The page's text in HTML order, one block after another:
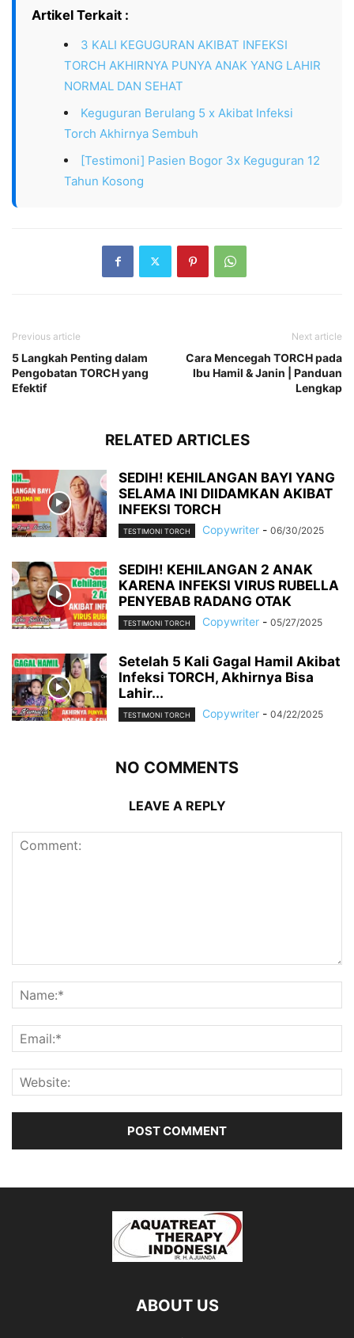
Artikel Terkait :
3 KALI KEGUGURAN AKIBAT INFEKSI
TORCH AKHIRNYA PUNYA ANAK YANG LAHIR
NORMAL DAN SEHAT
Keguguran Berulang 5 x Akibat Infeksi
Torch Akhirnya Sembuh
[Testimoni] Pasien Bogor 3x Keguguran 12
Tahun Kosong
Previous article
5 Langkah Penting dalam
Pengobatan TORCH yang
Efektif
Next article
Cara Mencegah TORCH pada
Ibu Hamil & Janin | Panduan
Lengkap
RELATED ARTICLES
SEDIH! KEHILANGAN BAYI YANG
SELAMA INI DIIDAMKAN AKIBAT
INFEKSI TORCH
TESTIMONI TORCH Copywriter - 06/30/2025
SEDIH! KEHILANGAN 2 ANAK
KARENA INFEKSI VIRUS RUBELLA
PENYEBAB RADANG OTAK
TESTIMONI TORCH Copywriter - 05/27/2025
Setelah 5 Kali Gagal Hamil Akibat
Infeksi TORCH, Akhirnya Bisa
Lahir...
TESTIMONI TORCH Copywriter - 04/22/2025
NO COMMENTS
LEAVE A REPLY
ABOUT US